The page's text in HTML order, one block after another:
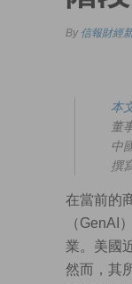
By 信報財經
本
董
中
撰
在當前的
（GenAI
業。美國
然而，其